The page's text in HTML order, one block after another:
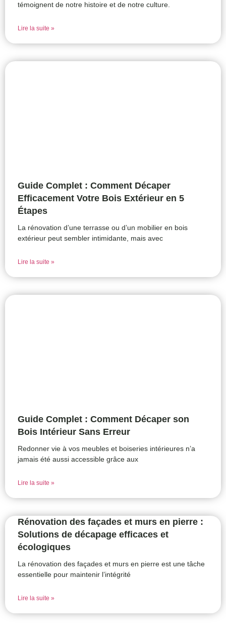
témoignent de notre histoire et de notre culture.
Lire la suite »
Guide Complet : Comment Décaper
Efficacement Votre Bois Extérieur en 5
Étapes
La rénovation d’une terrasse ou d’un mobilier en bois
extérieur peut sembler intimidante, mais avec
Lire la suite »
Guide Complet : Comment Décaper son
Bois Intérieur Sans Erreur
Redonner vie à vos meubles et boiseries intérieures n’a
jamais été aussi accessible grâce aux
Lire la suite »
Rénovation des façades et murs en pierre :
Solutions de décapage efficaces et
écologiques
La rénovation des façades et murs en pierre est une tâche
essentielle pour maintenir l’intégrité
Lire la suite »